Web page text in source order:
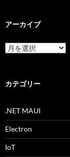
アーカイブ
ア
ー
ブ
カテゴリー
.NET MAUI
Electron
IoT